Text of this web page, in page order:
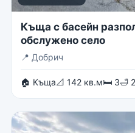
Къща с басейн
обслужено село
📍 Добрич
🏠 Къща📐 142 кв.м🛏 3🛁 2